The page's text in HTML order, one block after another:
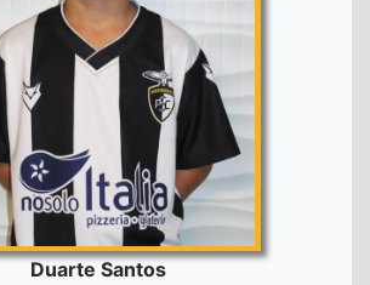
Duarte Santos